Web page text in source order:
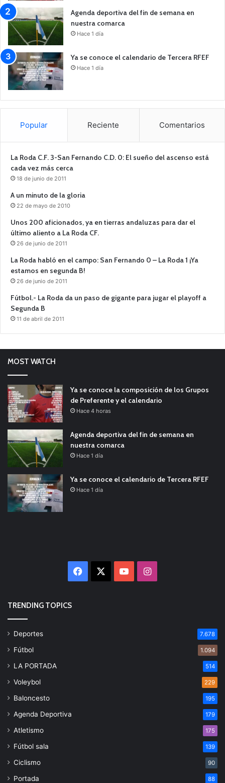
Agenda deportiva del fin de semana en
nuestra comarca
Hace 1 día
Ya se conoce el calendario de Tercera RFEF
Hace 1 día
Popular Reciente Comentarios
La Roda C.F. 3-San Fernando C.D. 0: El sueño del ascenso está
cada vez más cerca
18 de junio de 2011
A un minuto de la gloria
22 de mayo de 2010
Unos 200 aficionados, ya en tierras andaluzas para dar el
último aliento a La Roda CF.
26 de junio de 2011
La Roda habló en el campo: San Fernando 0 – La Roda 1 ¡Ya
estamos en segunda B!
26 de junio de 2011
Fútbol.- La Roda da un paso de gigante para jugar el playoff a
Segunda B
11 de abril de 2011
MOST WATCH
Ya se conoce la composición de los Grupos
de Preferente y el calendario
Hace 4 horas
Agenda deportiva del fin de semana en
nuestra comarca
Hace 1 día
Ya se conoce el calendario de Tercera RFEF
Hace 1 día
Facebook YouTubeInstagram
TRENDING TOPICS
Deportes 7.678
Fútbol 1.094
LA PORTADA 514
Voleybol 229
Baloncesto 195
Agenda Deportiva 179
Atletismo 175
Fútbol sala 139
Ciclismo 90
Portada 88